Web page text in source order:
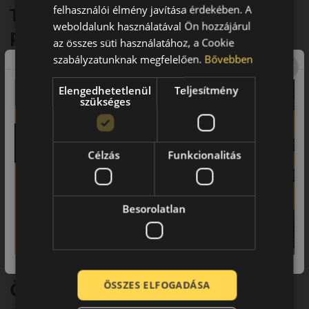
Triangle Tripla Elégedettségi
program
Minőségi Garancia
garancia
Véletlenül bekövetkező sérülésekre vonatkozó élettartam
Fő előnyök röviden:
• Megbízható havas és jeges tapadás
• Irányított futófelület
• Aquaplaning elleni védelem
Összegzés
felhasználói élmény javítása érdekében. A
weboldalunk használatával Ön hozzájárul
az összes süti használatához, a Cookie
szabályzatunknak megfelelően. Bővebben
Elengedhetetlenül
szükséges
Teljesítmény
Célzás Funkcionalitás
Besorolatlan
ÖSSZES ELFOGADÁSA